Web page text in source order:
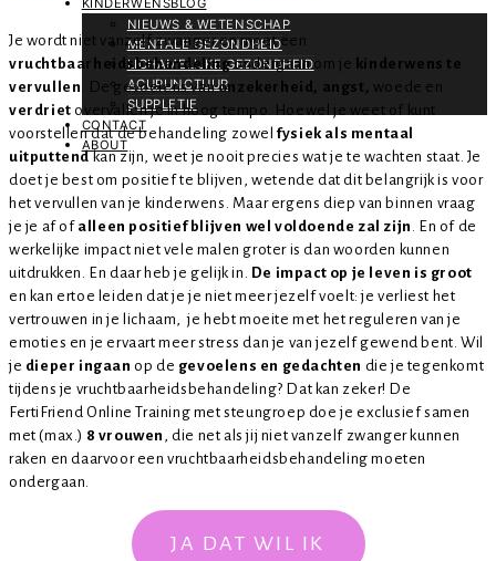
KINDERWENSBLOG
NIEUWS & WETENSCHAP
MENTALE GEZONDHEID
LICHAMELIJKE GEZONDHEID
ACUPUNCTUUR
SUPPLETIE
CONTACT
ABOUT
Je wordt niet vanzelf zwanger en moet een
vruchtbaarheidsbehandelingondergaan om je kinderwens te
vervullen . De gevoelens vanonzekerheid, angst, woede en
verdrietovervallen je in hoog tempo. Hoewel je weet of kunt
voorstellen dat de behandeling zowel fysiek als mentaal
uitputtendkan zijn, weet je nooit precies wat je te wachten staat. Je
doet je best om positief te blijven, wetende dat dit belangrijk is voor
het vervullen van je kinderwens. Maar ergens diep van binnen vraag
je je af of alleen positief blijven wel voldoende zal zijn . En of de
werkelijke impact niet vele malen groter is dan woorden kunnen
uitdrukken. En daar heb je gelijk in. De impact op je leven is groot
en kan ertoe leiden dat je je niet meer jezelf voelt: je verliest het
vertrouwen in je lichaam, je hebt moeite met het reguleren van je
emoties en je ervaart meer stress dan je van jezelf gewend bent. Wil
je dieper ingaan op de gevoelens en gedachten die je tegenkomt
tijdens je vruchtbaarheidsbehandeling? Dat kan zeker! De
FertiFriend Online Training met steungroep doe je exclusief samen
met (max.) 8 vrouwen , die net als jij niet vanzelf zwanger kunnen
raken en daarvoor een vruchtbaarheidsbehandeling moeten
ondergaan.
JA DAT WIL IK